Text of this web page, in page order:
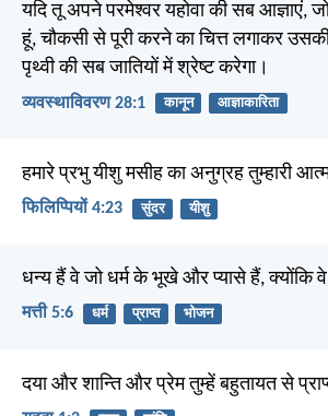
यदि तू अपने परमेश्वर यहोवा की सब आज्ञाएं,
हूं, चौकसी से पूरी करने का चित्त लगाकर
पृथ्वी की सब जातियों में श्रेष्ट करेगा।
व्यवस्थाविवरण 28:1 कानून आज्ञाकारिता
हमारे प्रभु यीशु मसीह का अनुग्रह तुम्हारी
फिलिप्पियों 4:23 सुंदर यीशु
धन्य हैं वे जो धर्म के भूखे और प्यासे हैं, क्योंकि
मत्ती 5:6 धर्म प्राप्त भोजन
दया और शान्ति और प्रेम तुम्हें बहुतायत से